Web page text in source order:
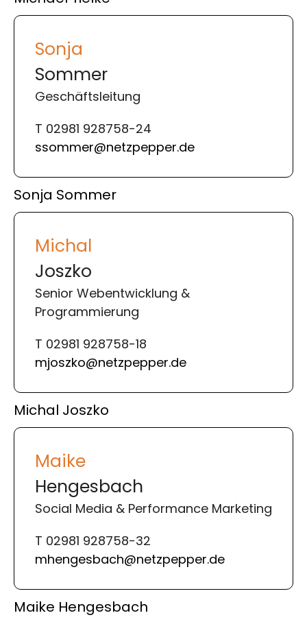
Sonja
Sommer
Geschäftsleitung
T 02981 928758-24
ssommer@netzpepper.de
Sonja Sommer
Michal
Joszko
Senior Webentwicklung &
Programmierung
T 02981 928758-18
mjoszko@netzpepper.de
Michal Joszko
Maike
Hengesbach
Social Media & Performance Marketing
T 02981 928758-32
mhengesbach@netzpepper.de
Maike Hengesbach